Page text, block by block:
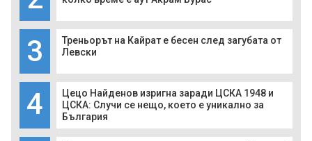
3
Треньорът на Кайрат е бесен след загубата от
Левски
4
Цецо Найденов изригна заради ЦСКА 1948 и
ЦСКА: Случи се нещо, което е уникално за
България